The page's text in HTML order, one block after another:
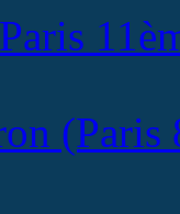
(Paris